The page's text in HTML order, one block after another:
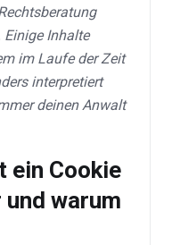
Inhalte
im Laufe der Zeit
interpretiert
deinen Anwalt
ein Cookie
warum